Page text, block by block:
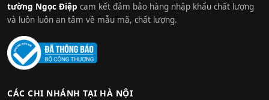
tường Ngọc Điệp cam kết đảm bảo hàng nhập khẩu chất lượng
và luôn luôn an tâm về mẫu mã, chất lượng.
CÁC CHI NHÁNH TẠI HÀ NỘI